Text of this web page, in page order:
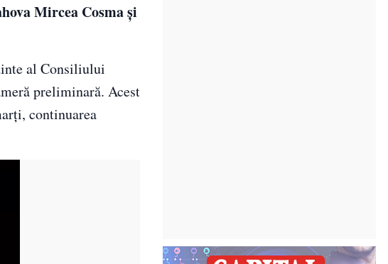
Mircea Cosma şi
al Consiliului
preliminară. Acest
continuarea